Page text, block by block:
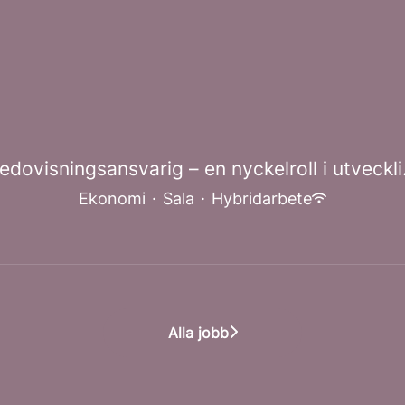
– en nyckelroll i
Ekonomi · Sala · Hybridarbete
Alla jobb